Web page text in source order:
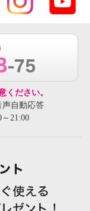
ください。
声自動応答
21:00